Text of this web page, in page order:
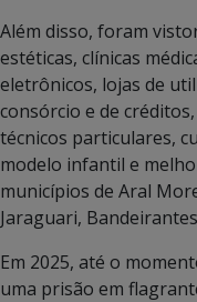
Além disso, foram
estéticas, clínicas
eletrônicos, lojas de
consórcio e de
técnicos particulares,
modelo infantil e
municípios de Aral
Jaraguari,
Em 2025, até o
uma prisão em